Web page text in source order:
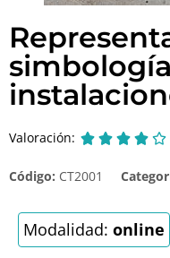
Valoración:     
Código: CT2001
Modalidad: online